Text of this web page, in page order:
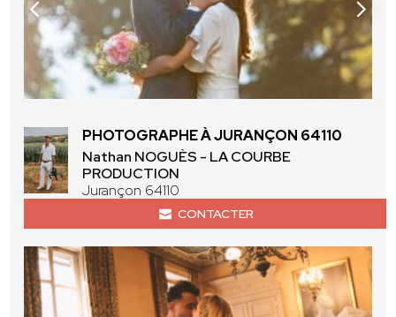
PHOTOGRAPHE À JURANÇON 64110
Nathan NOGUÈS - LA COURBE
PRODUCTION
Jurançon 64110
CONTACTER